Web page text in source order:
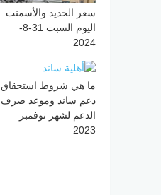
سعر الحديد والأسمنت
اليوم السبت 31-8-
2024
ما هي شروط استحقاق
دعم ساند وموعد صرف
الدعم لشهر نوفمبر
2023